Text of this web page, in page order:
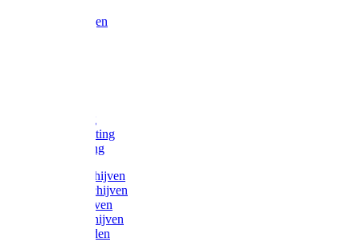
Aanlegringen
Voetketting
Scheepsketting
Victorketting
Afbraamschijven
Doorslijpschijven
Lamelschijven
Diamantschijven
Laselektroden